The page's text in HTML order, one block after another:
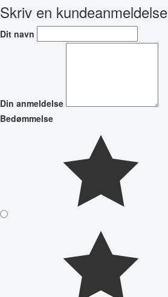
Skriv en kundeanmeldelse
Dit navn
Din anmeldelse
Bedømmelse